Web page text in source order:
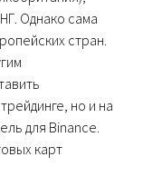
Однако сама
стран.
но и на
для Binance.
карт